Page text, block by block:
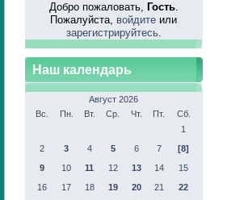
Добро пожаловать, Гость.
Пожалуйста, войдите или
зарегистрируйтесь.
Наш календарь
Август 2026
Вс.
Пн. Вт. Ср. Чт. Пт.
Сб.
1
2
3 4 5 6 7
[8]
9
10 11 12 13 14
15
16
17 18 19 20 21
22